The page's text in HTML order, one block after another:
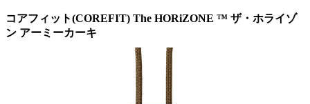
コアフィット(COREFIT) The HORiZONE ™ ザ・ホライゾ
ン アーミーカーキ